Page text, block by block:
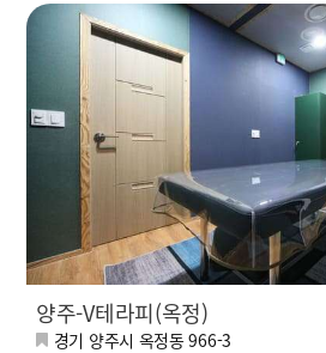
양주-V테라피(옥정)
경기 양주시 옥정동 966-3